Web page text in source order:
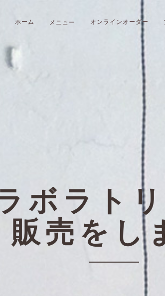
ホーム メニュー オンラインオーダー
ボラト
販売をし